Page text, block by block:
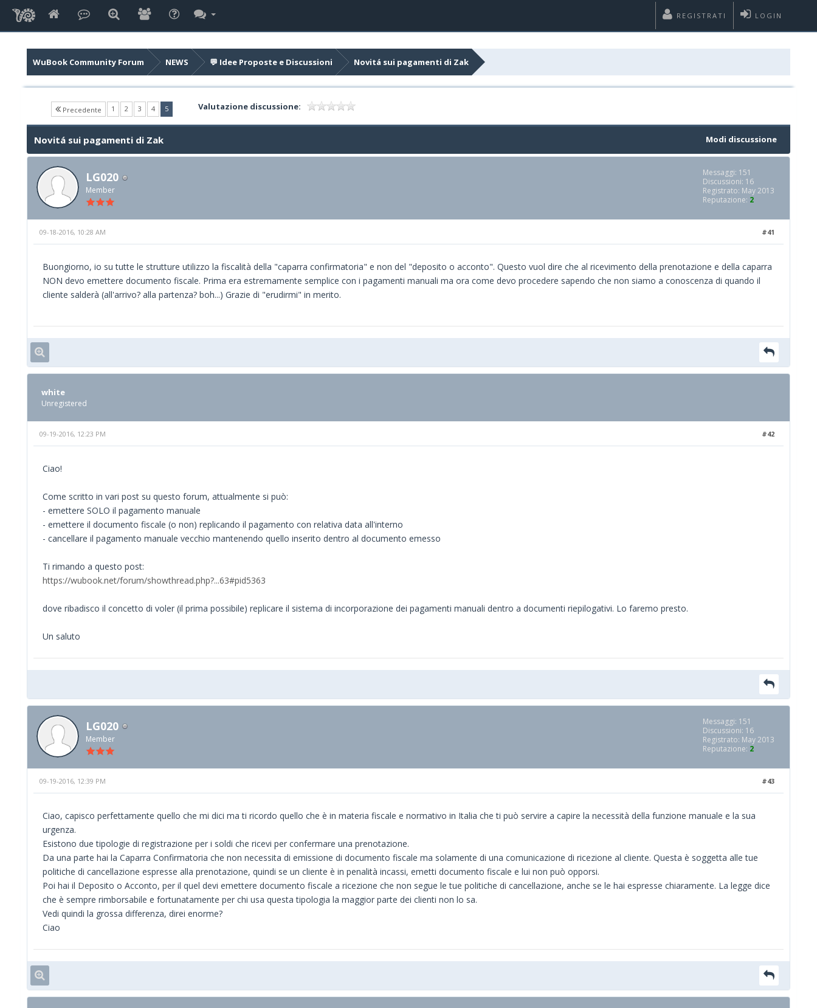
LOGIN
REGISTRATI
WuBook Community Forum NEWS 💬 Idee Proposte e Discussioni Novitá sui pagamenti di Zak
Precedente 1 2 3 4 5(current) Valutazione discussione:
Modi discussione
Novitá sui pagamenti di Zak
LG020
Member
Messaggi: 151
Discussioni: 16
Registrato: May 2013
Reputazione: 2
#41
09-18-2016, 10:28 AM
Buongiorno, io su tutte le strutture utilizzo la fiscalità della "caparra confirmatoria" e non del "deposito o acconto". Questo vuol dire che al ricevimento della prenotazione e della caparra
NON devo emettere documento fiscale. Prima era estremamente semplice con i pagamenti manuali ma ora come devo procedere sapendo che non siamo a conoscenza di quando il
cliente salderà (all'arrivo? alla partenza? boh...) Grazie di "erudirmi" in merito.
white
Unregistered
#42
09-19-2016, 12:23 PM
Ciao!
Come scritto in vari post su questo forum, attualmente si può:
- emettere SOLO il pagamento manuale
- emettere il documento fiscale (o non) replicando il pagamento con relativa data all'interno
- cancellare il pagamento manuale vecchio mantenendo quello inserito dentro al documento emesso
Ti rimando a questo post:
https://wubook.net/forum/showthread.php?...63#pid5363
dove ribadisco il concetto di voler (il prima possibile) replicare il sistema di incorporazione dei pagamenti manuali dentro a documenti riepilogativi. Lo faremo presto.
Un saluto
LG020
Member
Messaggi: 151
Discussioni: 16
Registrato: May 2013
Reputazione: 2
#43
09-19-2016, 12:39 PM
Ciao, capisco perfettamente quello che mi dici ma ti ricordo quello che è in materia fiscale e normativo in Italia che ti può servire a capire la necessità della funzione manuale e la sua
urgenza.
Esistono due tipologie di registrazione per i soldi che ricevi per confermare una prenotazione.
Da una parte hai la Caparra Confirmatoria che non necessita di emissione di documento fiscale ma solamente di una comunicazione di ricezione al cliente. Questa è soggetta alle tue
politiche di cancellazione espresse alla prenotazione, quindi se un cliente è in penalità incassi, emetti documento fiscale e lui non può opporsi.
Poi hai il Deposito o Acconto, per il quel devi emettere documento fiscale a ricezione che non segue le tue politiche di cancellazione, anche se le hai espresse chiaramente. La legge dice
che è sempre rimborsabile e fortunatamente per chi usa questa tipologia la maggior parte dei clienti non lo sa.
Vedi quindi la grossa differenza, direi enorme?
Ciao